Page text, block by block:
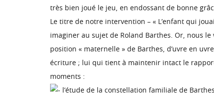
très bien joué le jeu, en endossant de bonne
Le titre de notre intervention – « L’enfant qui
imaginer au sujet de Roland Barthes. Or, nous
position « maternelle » de Barthes, d’uvre en
écriture ; lui qui tient à maintenir intact le
moments :
l’étude de la constellation familiale de